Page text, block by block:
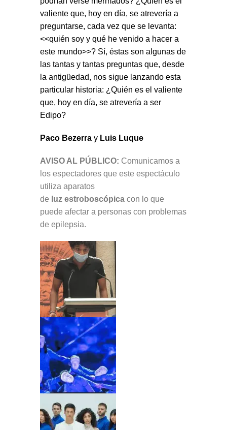
valiente que, hoy en día, se atrevería a
preguntarse, cada vez que se levanta:
<<quién soy y qué he venido a hacer a
este mundo>>? Sí, éstas son algunas de
las tantas y tantas preguntas que, desde
la antigüedad, nos sigue lanzando esta
particular historia: ¿Quién es el valiente
que, hoy en día, se atrevería a ser
Edipo?
Paco Bezerra yLuis Luque
AVISO AL PÚBLICO: Comunicamos a
los espectadores que este espectáculo
utiliza aparatos
de luz estroboscópicacon lo que
puede afectar a personas con problemas
de epilepsia.